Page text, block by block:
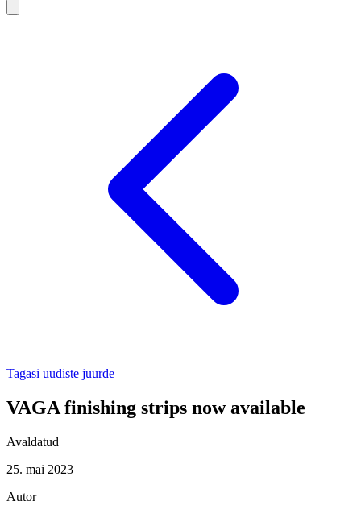
Tagasi uudiste juurde
VAGA finishing strips now available
Avaldatud
25. mai 2023
Autor